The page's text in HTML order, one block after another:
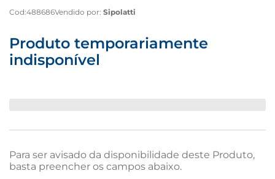
Cod:488686Vendido por: Sipolatti
Produto temporariamente
indisponível
Para ser avisado da disponibilidade deste Produto,
basta preencher os campos abaixo.